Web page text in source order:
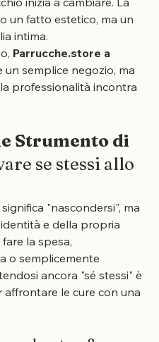
il momento in cui
inizia a cambiare. La
un fatto estetico, ma un
intima.
Parrucche.store a
semplice negozio, ma
professionalità incontra
Strumento di
"nascondersi", ma
e della propria
la spesa,
o semplicemente
ancora "sé stessi" è
le cure con una